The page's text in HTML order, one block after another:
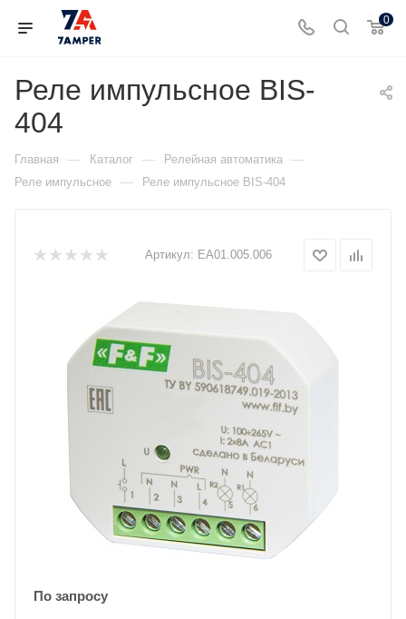
0
Реле импульсное BIS-
404
Главная — Каталог — Релейная автоматика —
Реле импульсное — Реле импульсное BIS-404
Артикул: ЕА01.005.006
По запросу